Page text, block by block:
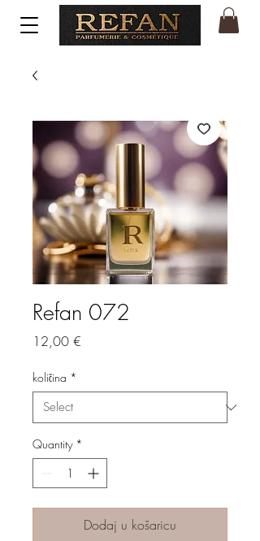
Refan 072
12,00 €
količina *
Quantity *
Dodaj u košaricu